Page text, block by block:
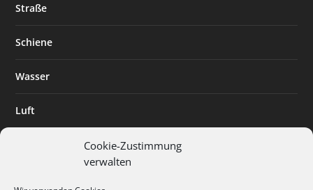
Cookie-Zustimmung
verwalten
Straße
Schiene
Wasser
Luft